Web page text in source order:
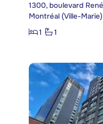
Montréal (Ville-Marie)
1
1